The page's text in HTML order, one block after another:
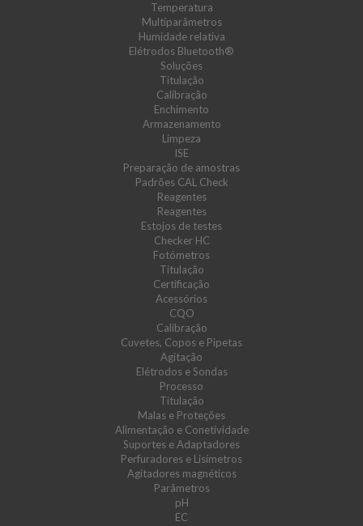
Temperatura
Multiparâmetros
Humidade relativa
Elétrodos Bluetooth®
Soluções
Titulação
Calibração
Enchimento
Armazenamento
Limpeza
ISE
Preparação de amostras
Padrões CAL Check
Reagentes
Reagentes
Estojos de testes
Checker HC
Fotómetros
Titulação
Certificação
Acessórios
CQO
Calibração
Cuvetes, Copos e Pipetas
Agitação
Elétrodos e Sondas
Processo
Titulação
Malas e Proteções
Alimentação e Conetividade
Suportes e Adaptadores
Perfuradores e Lisímetros
Agitadores magnéticos
Parâmetros
pH
EC